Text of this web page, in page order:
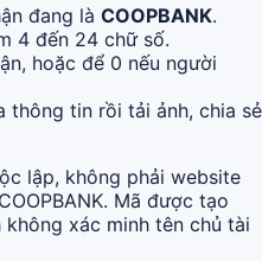
đang là COOPBANK.
4 đến 24 chữ số.
hoặc để 0 nếu người
thông tin rồi tải ảnh, chia sẻ
lập, không phải website
Mã được tạo
xác minh tên chủ tài